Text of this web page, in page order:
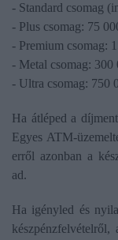
- Standard csomag
- Plus csomag: 75
- Premium csomag:
- Metal csomag: 300
- Ultra csomag: 750
Ha átléped a
Egyes ATM-
erről azonban a
ad.
Ha igényled és